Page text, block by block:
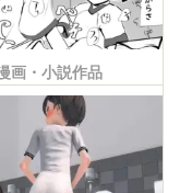
画・小説作品